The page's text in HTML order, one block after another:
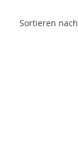
Sortieren nach